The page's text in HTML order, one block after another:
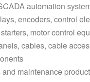
automation
encoders, control
motor control
cables, cable
and maintenance